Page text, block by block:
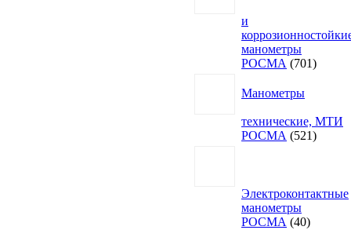
и
манометры
РОСМА
701701
Манометры
технические, МТИ
РОСМА
521521
Электроконтактные
манометры
РОСМА
4040